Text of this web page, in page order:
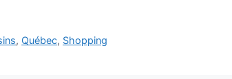
, Québec, Shopping